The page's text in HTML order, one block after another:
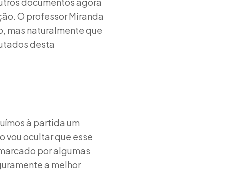
documentos agora
O professor Miranda
mas naturalmente que
desta
à partida um
vou ocultar que esse
por algumas
a melhor